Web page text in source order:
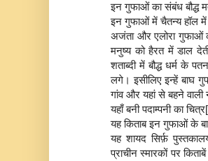
इन गुफाओं का संबंध बौद्ध
इन गुफाओं में चैतन्य हॉल में
अजंता और एलोरा गुफाओं
मनुष्य को हैरत में डाल
शताब्दी में बौद्ध धर्म के
लगे। इसीलिए इन्हें बाघ
गांव और यहां से बहने वाली
यहाँ बनी पदाम्पनी का
यह किताब इन गुफाओं के
यह शायद सिर्फ़
प्राचीन स्मारकों पर